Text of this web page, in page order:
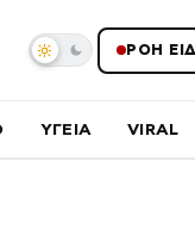
ΡΟΗ
ΥΓΕΙΑ VIRAL